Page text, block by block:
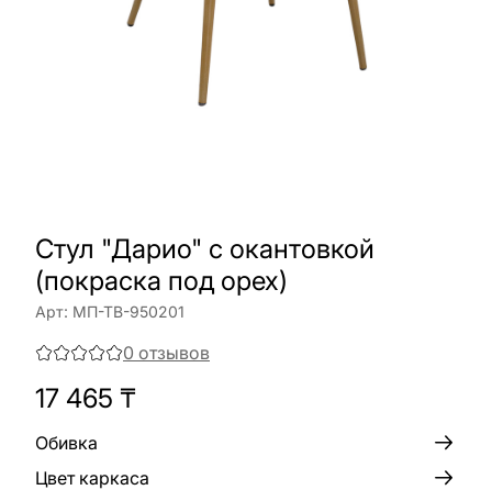
Стул "Дарио" с окантовкой
(покраска под орех)
Арт: МП-ТВ-950201
0 отзывов
17 465 ₸
Обивка
Цвет каркаса